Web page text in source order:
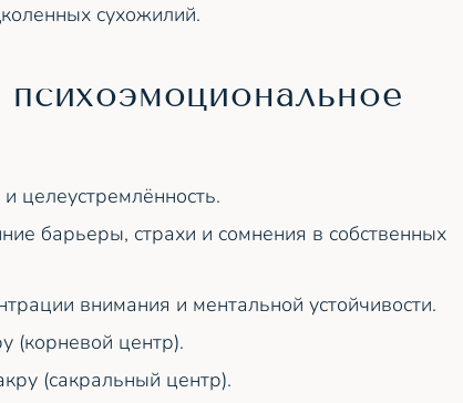
сухожилий.
целеустремлённость.
барьеры, страхи и сомнения в собственных
внимания и ментальной устойчивости.
(корневой центр).
(сакральный центр).